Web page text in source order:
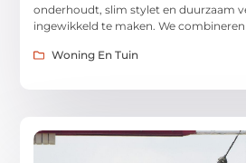
onderhoudt, slim stylet en duurzaam
ingewikkeld te maken. We combineren
Woning En Tuin